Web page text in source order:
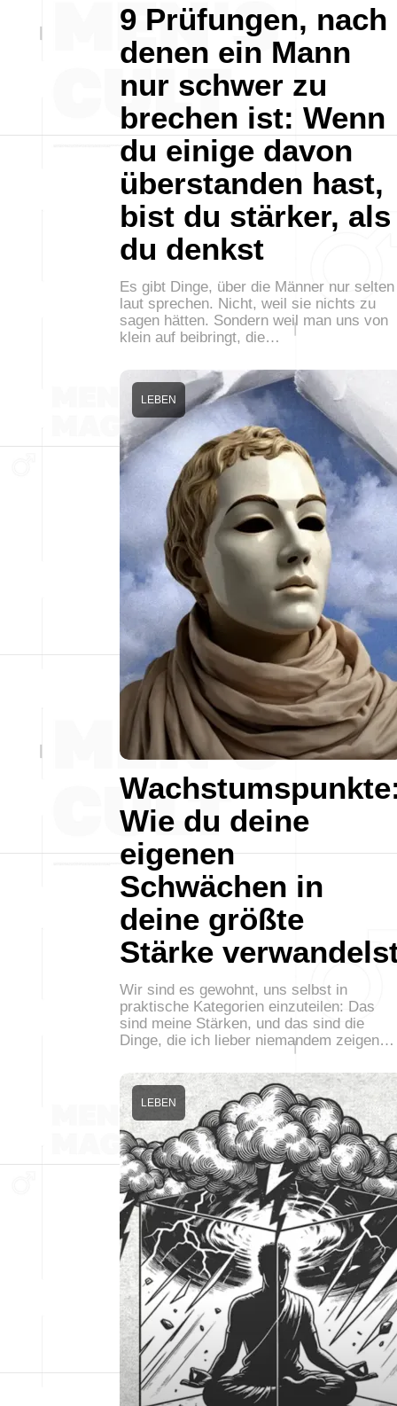
9 Prüfungen, nach
denen ein Mann
nur schwer zu
brechen ist: Wenn
du einige davon
überstanden hast,
bist du stärker, als
du denkst
Es gibt Dinge, über die Männer nur selten
laut sprechen. Nicht, weil sie nichts zu
sagen hätten. Sondern weil man uns von
klein auf beibringt, die…
Wie du deine
eigenen
Schwächen in
deine größte
Stärke
LEBEN
Wir sind es gewohnt, uns selbst in
praktische Kategorien einzuteilen: Das
sind meine Stärken, und das sind die
Dinge, die ich lieber niemandem zeigen…
LEBEN